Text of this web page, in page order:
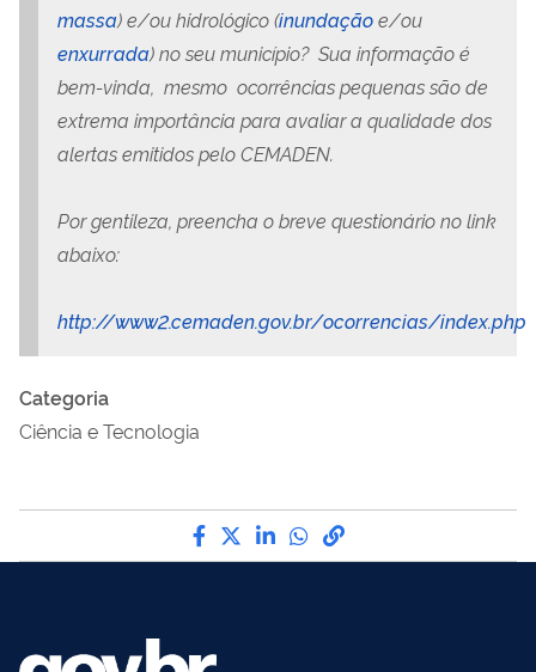
massa) e/ou hidrológico (inundaçãoe/ou
enxurrada) no seu município? Sua informação é
bem-vinda, mesmo ocorrências pequenas são de
extrema importância para avaliar a qualidade dos
alertas emitidos pelo CEMADEN.
Por gentileza, preencha o breve questionário no link
abaixo:
http://www2.cemaden.gov.br/ocorrencias/index.php
Categoria
Ciência e Tecnologia
Compartilhe por Facebook
Compartilhe por Twitter
Compartilhe por
Compartilhe por
link para Copiar